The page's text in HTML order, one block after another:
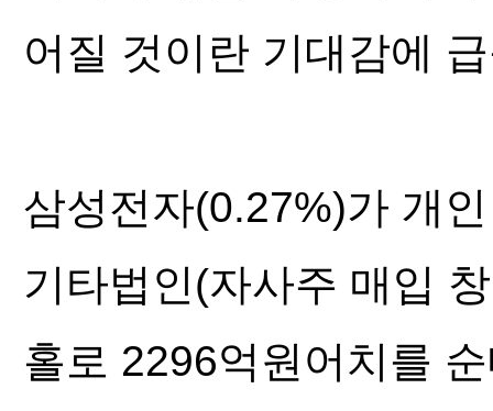
어질 것이란 기대감에
삼성전자(0.27%)가 개
기타법인(자사주 매입
홀로 2296억원어치를